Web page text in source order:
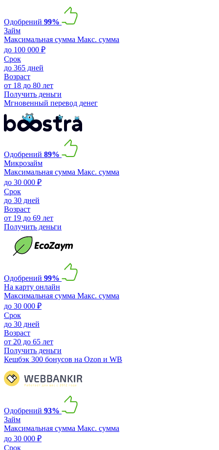
Одобрений 99%
Займ
Максимальная сумма Макс. сумма
до 100 000 ₽
Срок
до 365 дней
Возраст
от 18 до 80 лет
Получить деньги
Мгновенный перевод денег
Одобрений 89%
Микрозайм
Максимальная сумма Макс. сумма
до 30 000 ₽
Срок
до 30 дней
Возраст
от 19 до 69 лет
Получить деньги
Одобрений 99%
На карту онлайн
Максимальная сумма Макс. сумма
до 30 000 ₽
Срок
до 30 дней
Возраст
от 20 до 65 лет
Получить деньги
Кешбэк 300 бонусов на Ozon и WB
Одобрений 93%
Займ
Максимальная сумма Макс. сумма
до 30 000 ₽
Срок